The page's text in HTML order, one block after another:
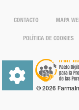
CONTACTO MAPA
POLÍTICA DE COOKIES
© 2026